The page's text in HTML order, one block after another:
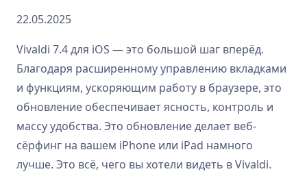
22.05.2025
Vivaldi 7.4 для iOS — это большой шаг вперёд.
Благодаря расширенному управлению вкладками
и функциям, ускоряющим работу в браузере, это
обновление обеспечивает ясность, контроль и
массу удобства. Это обновление делает веб-
сёрфинг на вашем iPhone или iPad намного
лучше. Это всё, чего вы хотели видеть в Vivaldi.